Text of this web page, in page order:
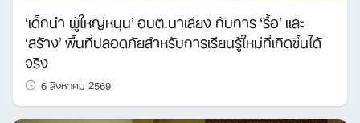
‘เด็กนำ ผู้ใหญ่หนุน’ อบต.นาเลียง กับการ ‘รื้อ’ และ
‘สร้าง’ พื้นที่ปลอดภัยสำหรับการเรียนรู้ใหม่ที่เกิดขึ้นได้
จริง
6 สิงหาคม 2569